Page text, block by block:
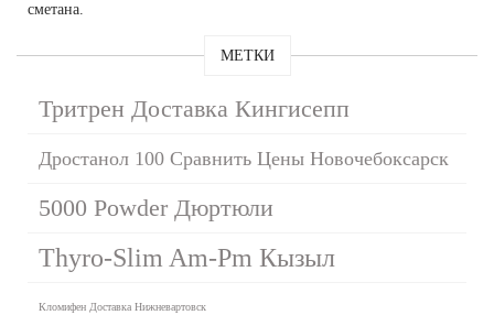
сметана.
МЕТКИ
Тритрен Доставка Кингисепп
Дростанол 100 Сравнить Цены Новочебоксарск
5000 Powder Дюртюли
Thyro-Slim Am-Pm Кызыл
Кломифен Доставка Нижневартовск